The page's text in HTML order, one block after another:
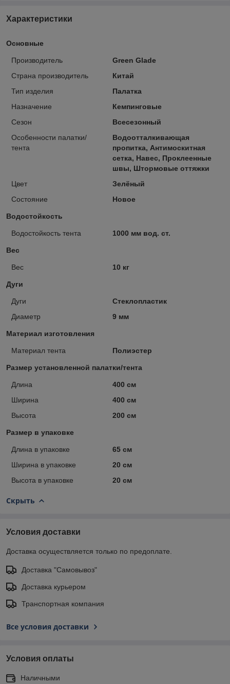
Характеристики
Основные
Производитель
Green Glade
Страна производитель
Китай
Тип изделия
Палатка
Назначение
Кемпинговые
Сезон
Всесезонный
Особенности палатки/
тента
Водоотталкивающая
пропитка, Антимоскитная
сетка, Навес, Проклеенные
швы, Штормовые оттяжки
Цвет
Зелёный
Состояние
Новое
Водостойкость
Водостойкость тента 1000 мм вод. ст.
Вес
Вес 10 кг
Дуги
Дуги
Стеклопластик
Диаметр
9 мм
Материал изготовления
Материал тента Полиэстер
Размер установленной палатки/тента
Длина
400 см
Ширина
400 см
Высота
200 см
Размер в упаковке
Длина в упаковке
65 см
Ширина в упаковке
20 см
Высота в упаковке
20 см
Скрыть
Условия доставки
Доставка осуществляется только по предоплате.
Доставка "Самовывоз"
Доставка курьером
Транспортная компания
Все условия доставки
Условия оплаты
Наличными